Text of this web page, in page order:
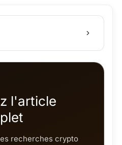
l'article
recherches crypto